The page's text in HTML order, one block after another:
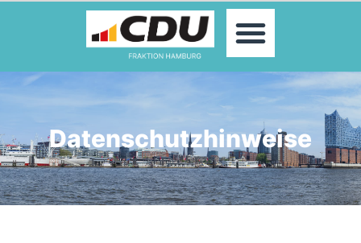
Datenschutzhinweise
MOIN!
ABGEORDNETE
THEMEN
KONTAKT
PRESSE